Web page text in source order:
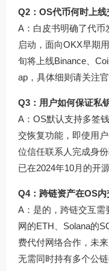
Q2：OS代币何时上线
A：白皮书明确了代币
启动，面向OKX早期
旬将上线Binance、
ap，具体细则请关注官
Q3：用户如何保证私
A：OS默认支持多签
交恢复功能，即使用
位信任联系人完成身
已在2024年10月的开
Q4：跨链资产在OS
A：是的，跨链交互需
网的ETH、Solana的
费代付网络合作，未
无需同时持有多个公链